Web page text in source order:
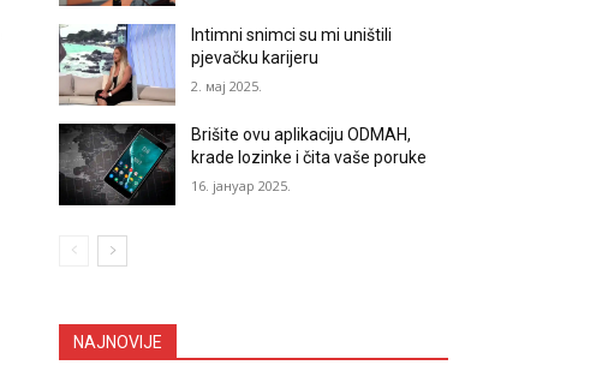
Intimni snimci su mi uništili
pjevačku karijeru
2. мај 2025.
Brišite ovu aplikaciju ODMAH,
krade lozinke i čita vaše poruke
16. јануар 2025.
NAJNOVIJE